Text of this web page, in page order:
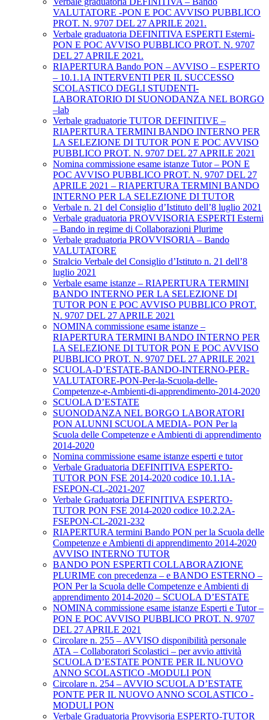
VALUTATORE -PON E POC AVVISO PUBBLICO
PROT. N. 9707 DEL 27 APRILE 2021.
Verbale graduatoria DEFINITIVA ESPERTI Esterni-
PON E POC AVVISO PUBBLICO PROT. N. 9707
DEL 27 APRILE 2021.
RIAPERTURA Bando PON – AVVISO – ESPERTO
– 10.1.1A INTERVENTI PER IL SUCCESSO
SCOLASTICO DEGLI STUDENTI-
LABORATORIO DI SUONODANZA NEL BORGO
–lab
Verbale graduatorie TUTOR DEFINITIVE –
RIAPERTURA TERMINI BANDO INTERNO PER
LA SELEZIONE DI TUTOR PON E POC AVVISO
PUBBLICO PROT. N. 9707 DEL 27 APRILE 2021
Nomina commissione esame istanze Tutor – PON E
POC AVVISO PUBBLICO PROT. N. 9707 DEL 27
APRILE 2021 – RIAPERTURA TERMINI BANDO
INTERNO PER LA SELEZIONE DI TUTOR
Verbale n. 21 del Consiglio d’Istituto dell’8 luglio 2021
Verbale graduatoria PROVVISORIA ESPERTI Esterni
– Bando in regime di Collaborazioni Plurime
Verbale graduatoria PROVVISORIA – Bando
VALUTATORE
Stralcio Verbale del Consiglio d’Istituto n. 21 dell’8
luglio 2021
Verbale esame istanze – RIAPERTURA TERMINI
BANDO INTERNO PER LA SELEZIONE DI
TUTOR PON E POC AVVISO PUBBLICO PROT.
N. 9707 DEL 27 APRILE 2021
NOMINA commissione esame istanze –
RIAPERTURA TERMINI BANDO INTERNO PER
LA SELEZIONE DI TUTOR PON E POC AVVISO
PUBBLICO PROT. N. 9707 DEL 27 APRILE 2021
SCUOLA-D’ESTATE-BANDO-INTERNO-PER-
VALUTATORE-PON-Per-la-Scuola-delle-
Competenze-e-Ambienti-di-apprendimento-2014-2020
SCUOLA D’ESTATE
SUONODANZA NEL BORGO LABORATORI
PON ALUNNI SCUOLA MEDIA- PON Per la
Scuola delle Competenze e Ambienti di apprendimento
2014-2020
Nomina commissione esame istanze esperti e tutor
Verbale Graduatoria DEFINITIVA ESPERTO-
TUTOR PON FSE 2014-2020 codice 10.1.1A-
FSEPON-CL-2021-207
Verbale Graduatoria DEFINITIVA ESPERTO-
TUTOR PON FSE 2014-2020 codice 10.2.2A-
FSEPON-CL-2021-232
RIAPERTURA termini Bando PON per la Scuola delle
Competenze e Ambienti di apprendimento 2014-2020
AVVISO INTERNO TUTOR
BANDO PON ESPERTI COLLABORAZIONE
PLURIME con precedenza – e BANDO ESTERNO –
PON Per la Scuola delle Competenze e Ambienti di
apprendimento 2014-2020 – SCUOLA D’ESTATE
NOMINA commissione esame istanze Esperti e Tutor –
PON E POC AVVISO PUBBLICO PROT. N. 9707
DEL 27 APRILE 2021
Circolare n. 255 – AVVISO disponibilità personale
ATA – Collaboratori Scolastici – per avvio attività
SCUOLA D’ESTATE PONTE PER IL NUOVO
ANNO SCOLASTICO -MODULI PON
Circolare n. 254 – AVVIO SCUOLA D’ESTATE
PONTE PER IL NUOVO ANNO SCOLASTICO -
MODULI PON
Verbale Graduatoria Provvisoria ESPERTO-TUTOR